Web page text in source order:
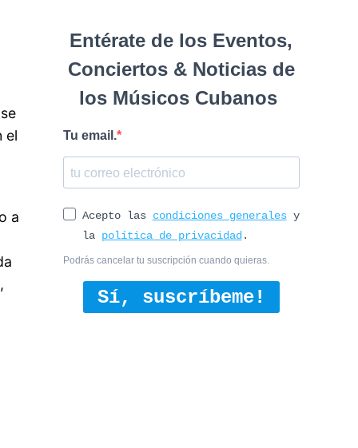
el
a
Entérate de los Eventos,
Conciertos & Noticias de
los Músicos Cubanos
Tu email.
Acepto las condiciones generalesy
la política de privacidad.
Podrás cancelar tu suscripción cuando quieras.
Sí, suscríbeme!